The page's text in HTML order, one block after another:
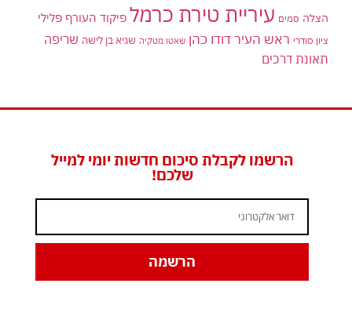
הצלה סמים עיריית טירת כרמל פיקוד העורף פלילי
ציון סודרי ראש העיר דודו כהן שאטו מטקיה שגיא בן לישה שריפה
תאונת דרכים
הרשמו לקבלת סיכום חדשות יומי למייל
שלכם!
הרשמה